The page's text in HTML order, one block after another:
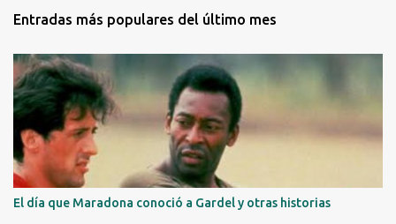
m
e
t
a
r
i
o
Entradas más populares del último mes
El día que Maradona conoció a Gardel y otras historias